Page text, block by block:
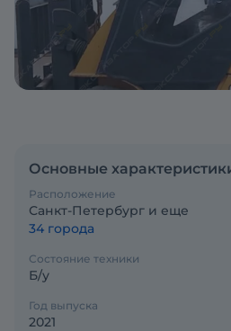
Основные
Расположение
Санкт-Петербург и еще
34 города
Состояние техники
Б/у
Год выпуска
2021